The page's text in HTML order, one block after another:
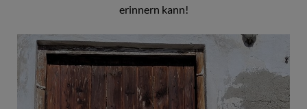
erinnern kann!